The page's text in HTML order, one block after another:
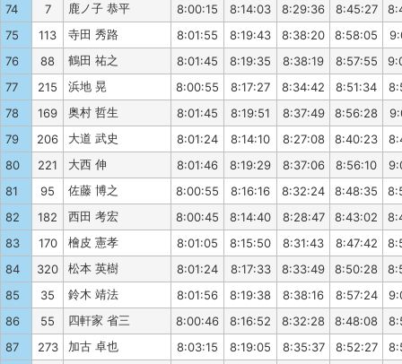
74
7 鹿ノ子 恭平 8:00:15 8:14:03 8:29:36 8:45:27
75
113 寺田 秀路 8:01:55 8:19:43 8:38:20 8:58:05
76
88 鶴田 祐之 8:01:45 8:19:35 8:38:19 8:57:55
77
215 浜地 晃 8:00:55 8:17:27 8:34:42 8:51:34
78
169 奥村 哲生 8:01:45 8:19:51 8:37:49 8:56:28
79
206 大道 武史 8:01:24 8:14:10 8:27:08 8:40:23
80
221 大西 伸 8:01:46 8:19:29 8:37:06 8:56:10
81
95 佐藤 博之 8:00:55 8:16:16 8:32:24 8:48:35
82
182 西田 考宏 8:00:45 8:14:40 8:28:47 8:43:02
83
170 檜皮 憲孝 8:01:05 8:15:50 8:31:43 8:47:42
84
320 松本 英樹 8:01:24 8:17:33 8:33:49 8:50:28
85
35 鈴木 靖法 8:01:56 8:19:38 8:38:16 8:57:24
86
55 四軒家 省三 8:00:46 8:16:52 8:32:28 8:48:08
87
273 加古 卓也 8:03:15 8:19:05 8:35:37 8:52:27